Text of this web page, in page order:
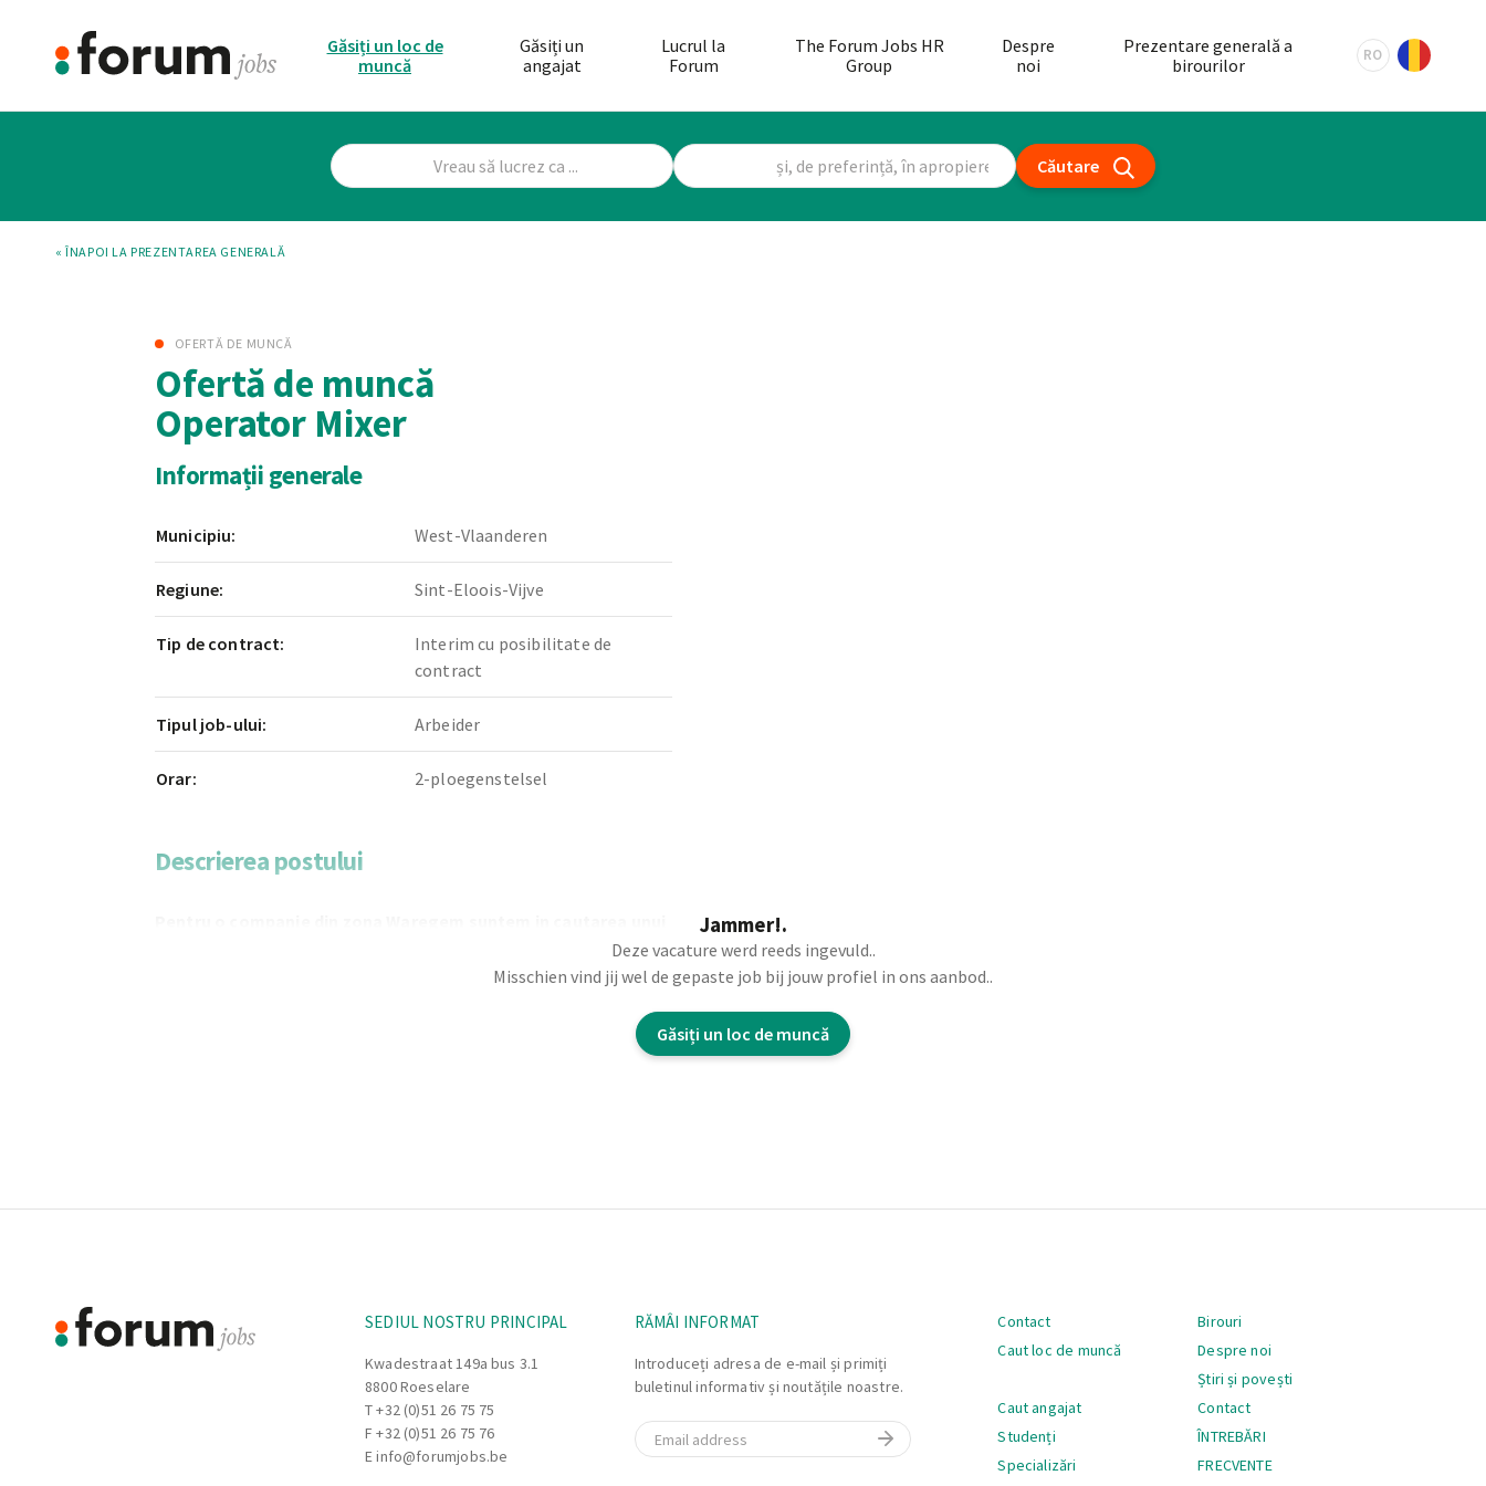
Găsiți un loc de
muncă
Găsiți un
angajat
Lucrul la
Forum
The Forum Jobs HR
Group
Despre
noi
Prezentare generală a
birourilor
RO
Căutare
« ÎNAPOI LA PREZENTAREA GENERALĂ
OFERTĂ DE MUNCĂ
Ofertă de muncă
Operator Mixer
Informații generale
Municipiu: West-Vlaanderen
Regiune: Sint-Eloois-Vijve
Tip de contract:
Interim cu posibilitate de
contract
Tipul job-ului: Arbeider
Orar: 2-ploegenstelsel
Descrierea postului
ingredientelor necesare si de supravegherea butoiului in care se
Jammer!.
Deze vacature werd reeds ingevuld..
Misschien vind jij wel de gepaste job bij jouw profiel in ons aanbod..
Găsiți un loc de muncă
SEDIUL NOSTRU PRINCIPAL
Kwadestraat 149a bus 3.1
8800 Roeselare
T+32 (0)51 26 75 75
F +32 (0)51 26 75 76
Einfo@forumjobs.be
RĂMÂI INFORMAT
Introduceți adresa de e-mail și primiți
buletinul informativ și noutățile noastre.
Email
Navigare
Contact
Caut loc de muncă
Caut angajat
Studenți
Specializări
Birouri
Despre noi
Știri și povești
Contact
ÎNTREBĂRI
FRECVENTE